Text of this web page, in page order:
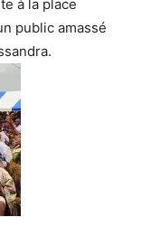
à la place
public amassé